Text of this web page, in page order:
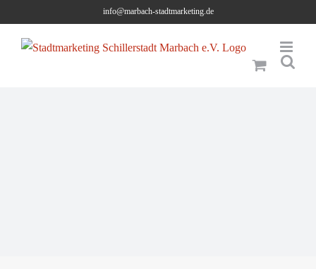
content
info@marbach-stadtmarketing.de